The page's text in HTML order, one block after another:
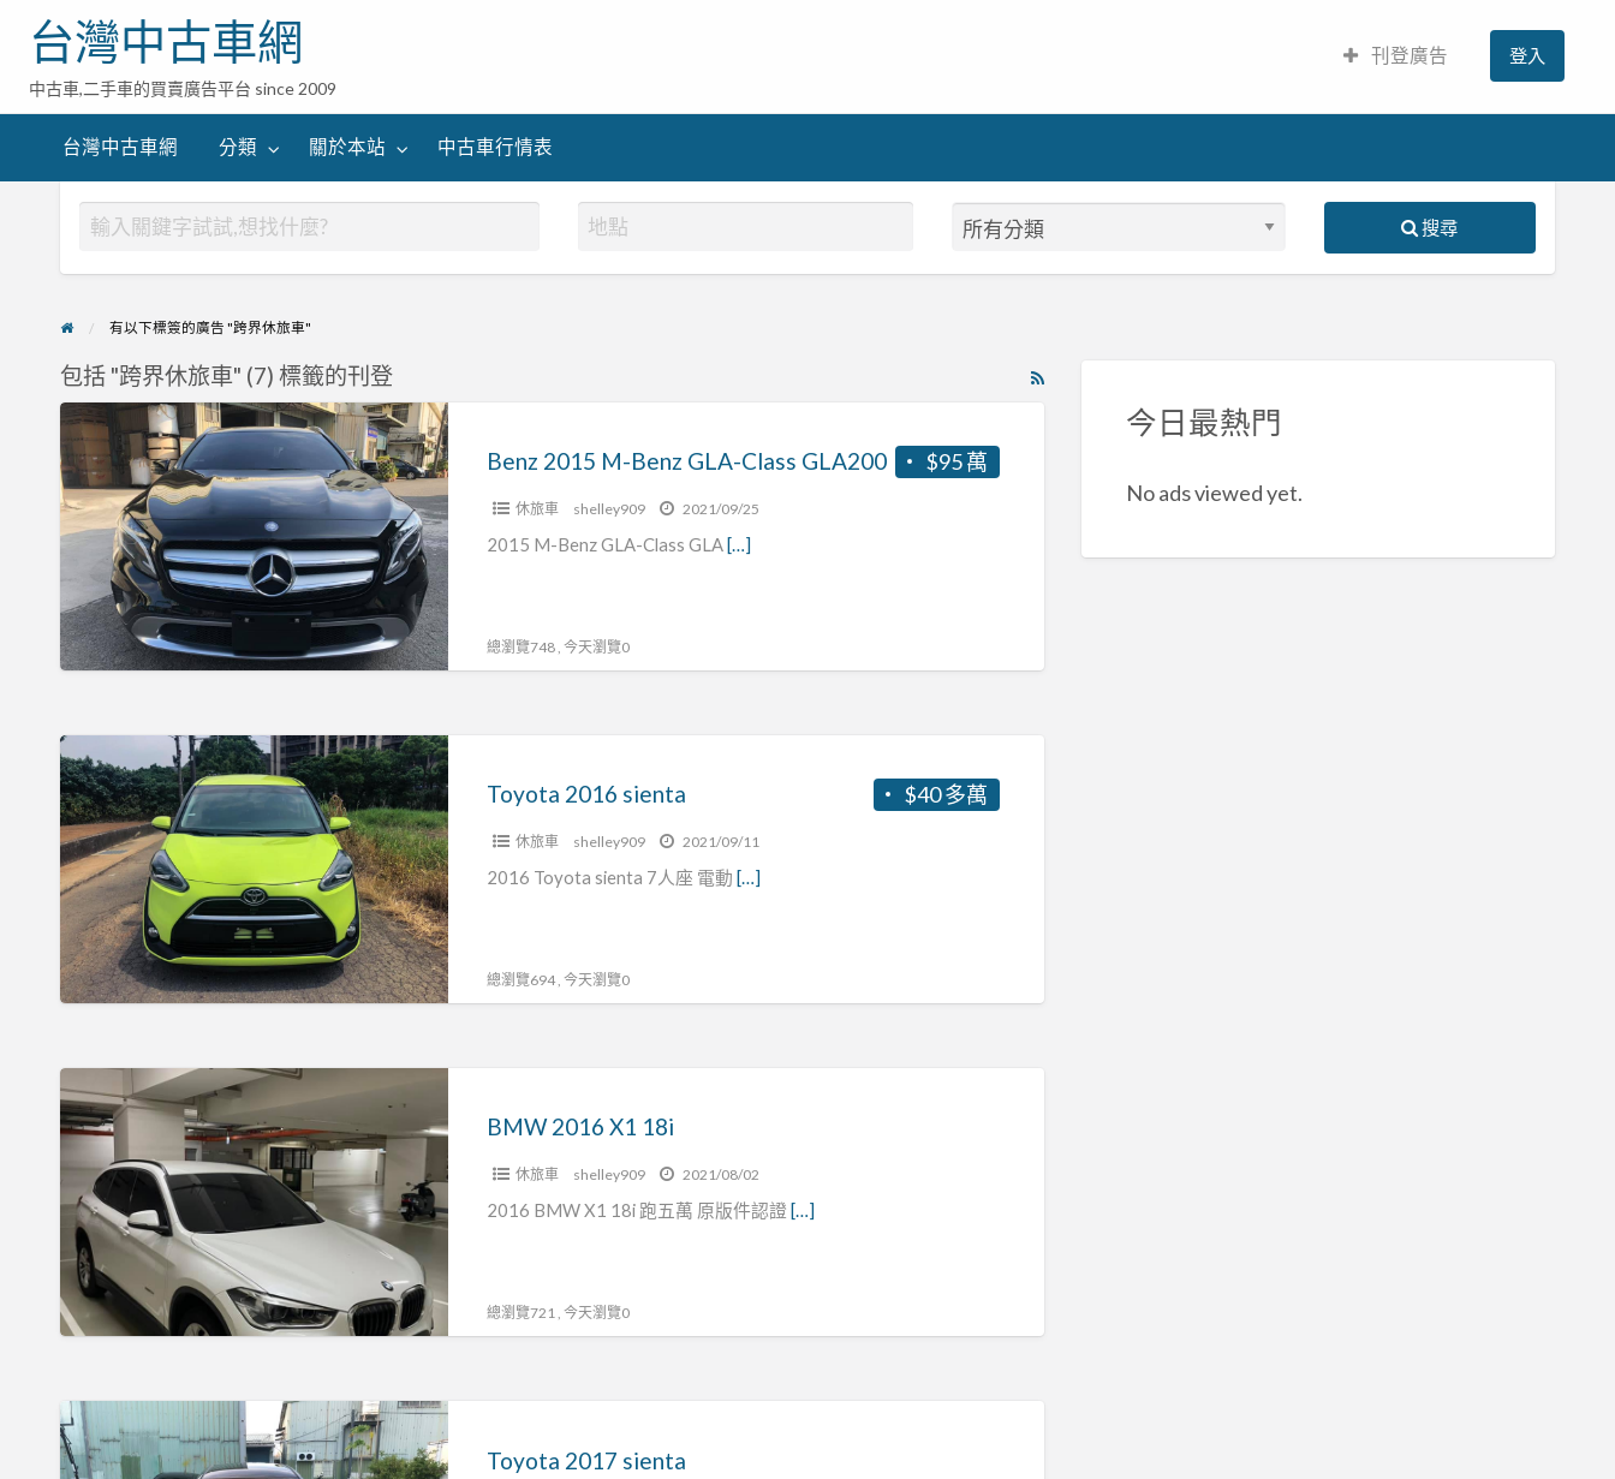
台灣中古車網
中古車,二手車的買賣廣告平台 since 2009
刊登廣告 登入
台灣中古車網 分類 關於本站 中古車行情表
搜尋
有以下標簽的廣告 "跨界休旅車"
RSS
車
包括 "跨界休旅車" (7) 標籤的刊登
Benz
2015
M-
Benz
GLA-
Class
GLA200
$95 萬
Benz 2015 M-Benz GLA-Class GLA200
休旅車 shelley909 2021/09/25
2015 M-Benz GLA-Class GLA[…]
總瀏覽748 , 今天瀏覽0
Toyota
2016
sienta
$40 多萬
Toyota 2016 sienta
休旅車 shelley909 2021/09/11
2016 Toyota sienta 7人座 電動 […]
總瀏覽694 , 今天瀏覽0
BMW
2016
X1
BMW 2016 X1 18i
休旅車 shelley909 2021/08/02
2016 BMW X1 18i 跑五萬 原版件認證 […]
總瀏覽721 , 今天瀏覽0
Toyota
2017
Toyota 2017 sienta
今日最熱門
No ads viewed yet.